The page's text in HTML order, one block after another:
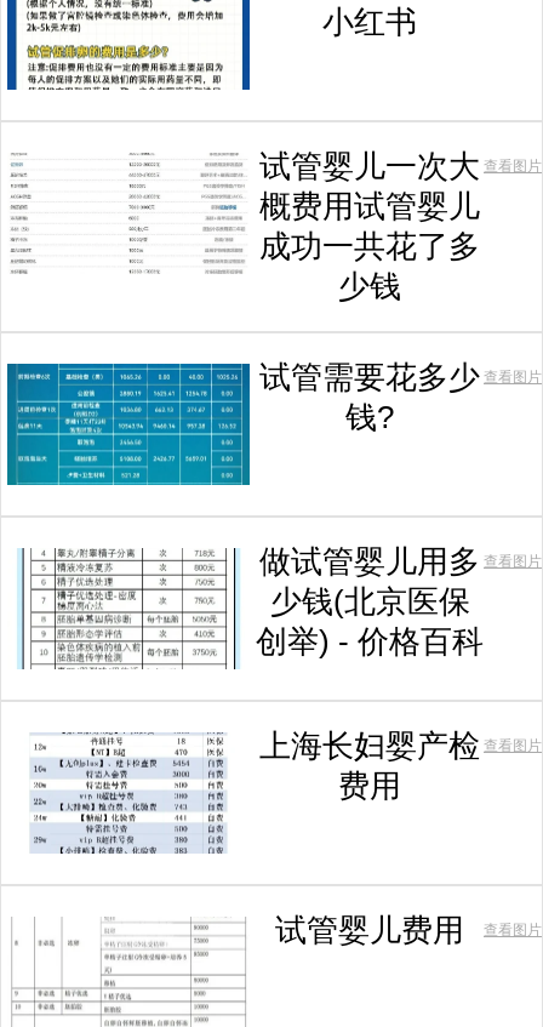
小红书
试管婴儿一次大
概费用试管婴儿
成功一共花了多
少钱
查看图片
试管需要花多少
钱?
查看图片
做试管婴儿用多
少钱(北京医保
创举) - 价格百科
查看图片
上海长妇婴产检
费用
查看图片
试管婴儿费用 查看图片